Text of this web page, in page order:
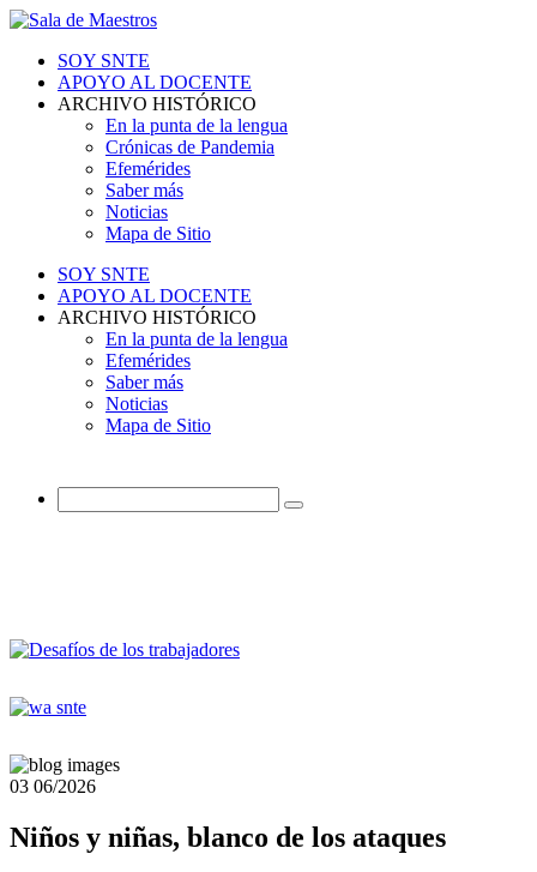
SOY SNTE
APOYO AL DOCENTE
ARCHIVO HISTÓRICO
En la punta de la lengua
Crónicas de Pandemia
Efemérides
Saber más
Noticias
Mapa de Sitio
SOY SNTE
APOYO AL DOCENTE
ARCHIVO HISTÓRICO
En la punta de la lengua
Efemérides
Saber más
Noticias
Mapa de Sitio
03 06/2026
Niños y niñas, blanco de los ataques